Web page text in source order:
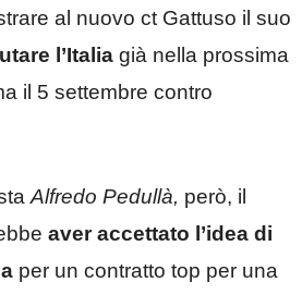
al nuovo ct Gattuso il suo
l’Italia già nella prossima
il 5 settembre contro
Alfredo Pedullà, però, il
aver accettato l’idea di
per un contratto top per una